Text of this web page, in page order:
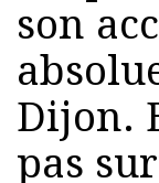
son
Dijon.
pas